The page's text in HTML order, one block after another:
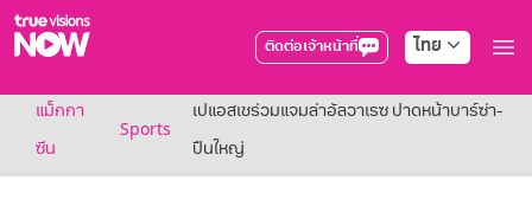
ติดต่อเจ้าหน้าที่ ไทย
True AF2026
แพ็กเกจ
NOW SPORTS
แม็กกา
ซีน
Sports
เปแอสเชร่วมแจมล่าอัลวาเรซ ปาดหน้าบาร์ซ่า-
ปืนใหญ่